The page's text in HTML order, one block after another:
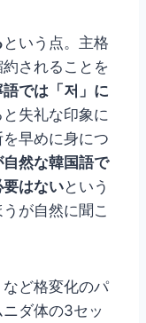
という点。主格
されることを
では「저」に
失礼な印象に
早めに身につ
然な韓国語で
はないという
が自然に聞こ
など格変化のパ
ダ体の3セッ